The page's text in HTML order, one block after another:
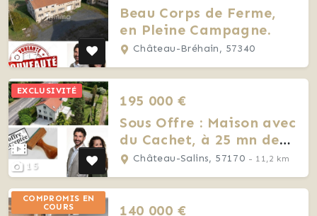
17
Beau Corps de Ferme,
en Pleine Campagne.
Château-Bréhain, 57340
15
EXCLUSIVITÉ
195 000 €
Sous Offre : Maison avec
du Cachet, à 25 mn de
Nancy !
Château-Salins, 57170 - 11,2 km
COMPROMIS EN
COURS
140 000 €